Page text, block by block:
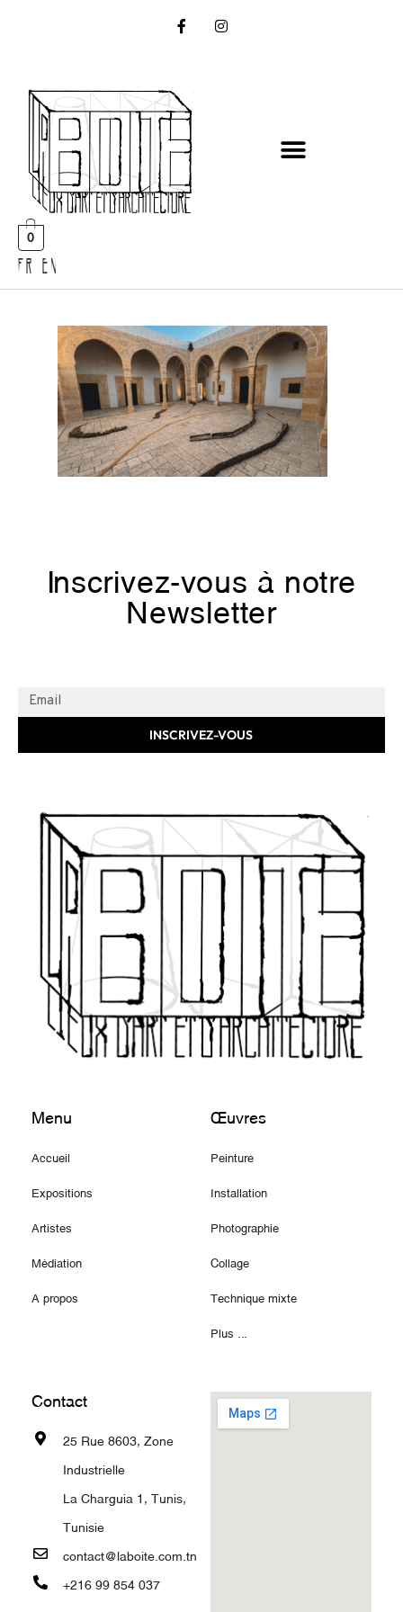
0
FR EN
Inscrivez-vous à notre
Newsletter
INSCRIVEZ-VOUS
Menu
Accueil
Expositions
Artistes
Médiation
A propos
Œuvres
Peinture
Installation
Photographie
Collage
Technique mixte
Plus ...
Contact
25 Rue 8603, Zone
Industrielle
La Charguia 1, Tunis,
Tunisie
contact@laboite.com.tn
+216 99 854 037